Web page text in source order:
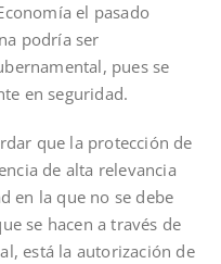
el pasado
podría ser
pues se
en seguridad.
que la protección de
de alta relevancia
en la que no se debe
se hacen a través de
está la autorización de